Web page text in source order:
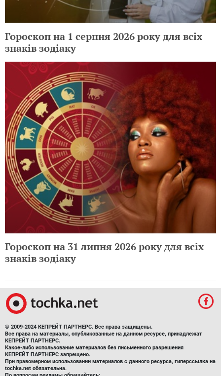
Гороскоп на 1 серпня 2026 року для всіх
знаків зодіаку
Гороскоп на 31 липня 2026 року для всіх
знаків зодіаку
© 2009-2024 КЕПРЕЙТ ПАРТНЕРС. Все права защищены.
Все права на материалы, опубликованные на данном ресурсе, принадлежат
КЕПРЕЙТ ПАРТНЕРС.
Какое-либо использование материалов без письменного разрешения
КЕПРЕЙТ ПАРТНЕРС запрещено.
При правомерном использовании материалов с данного ресурса, гиперссылка на
tochka.net обязательна.